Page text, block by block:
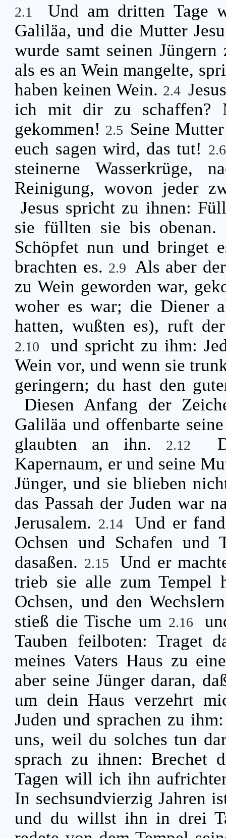
2.1
Und am dritten Tage
Galiläa, und die Mutter
wurde samt seinen
als es an Wein mangelte,
haben keinen Wein. 2.4
ich mit dir zu schaffen?
gekommen! 2.5 Seine
euch sagen wird, das tut!
steinerne Wasserkrüge,
Reinigung, wovon jeder
Jesus spricht zu ihnen:
sie füllten sie bis obenan.
Schöpfet nun und bringet
brachten es. 2.9
Als aber
zu Wein geworden war,
woher es war; die Diener
hatten, wußten es), ruft
2.10
und spricht zu ihm:
Wein vor, und wenn sie
geringern; du hast den
Diesen Anfang der
Galiläa und offenbarte
glaubten an ihn.
2.12
Kapernaum, er und seine
Jünger, und sie blieben
das Passah der Juden war
Jerusalem. 2.14
Und er
Ochsen und Schafen und
dasaßen. 2.15
Und er
trieb sie alle zum Tempel
Ochsen, und den
stieß die Tische um 2.16
Tauben feilboten: Traget
meines Vaters Haus zu
aber seine Jünger daran,
um dein Haus verzehrt
Juden und sprachen zu
uns, weil du solches tun
sprach zu ihnen: Brechet
Tagen will ich ihn
In sechsundvierzig Jahren
und du willst ihn in drei